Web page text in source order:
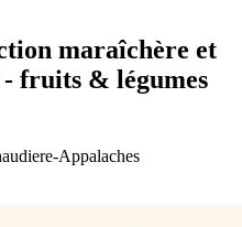
maraîchère et
- fruits & légumes
Appalaches